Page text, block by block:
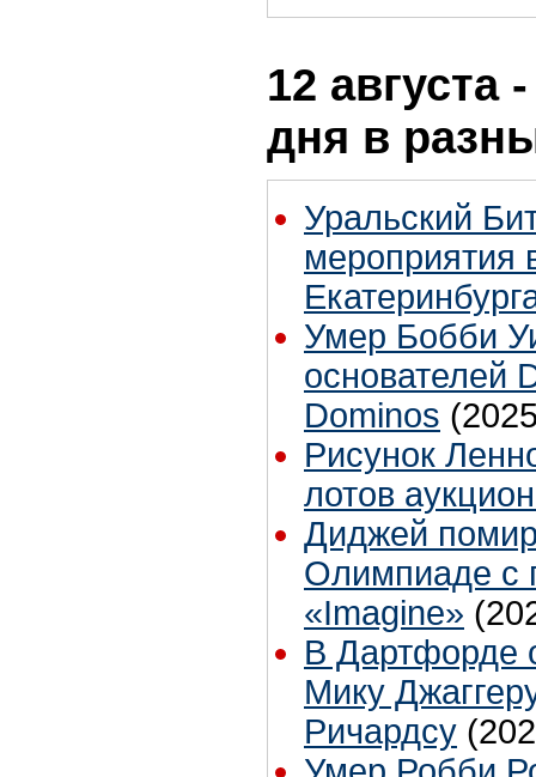
12 августа
дня в
Уральский
мероприятия
Умер Бобби
основателей
Dominos
Рисунок
лотов
Диджей
Олимпиаде
«Imagine»
В Дартфорде
Мику
Ричардсу